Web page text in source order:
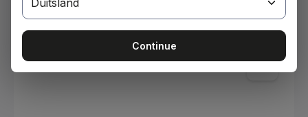
Afbeeldingengalerij overslaan
Continue